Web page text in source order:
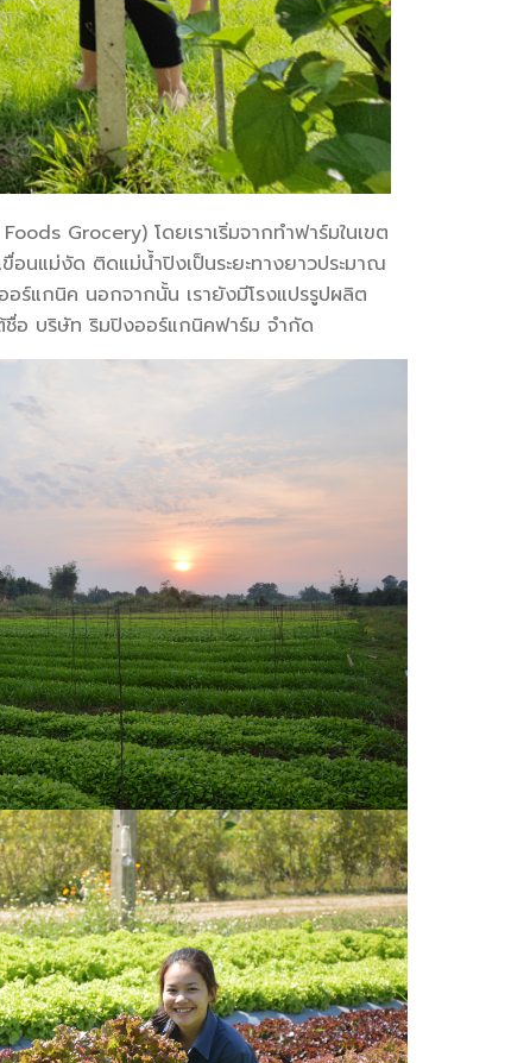
Grocery) โดยเราเริ่มจากทำฟาร์มในเขต
นแม่งัด ติดแม่น้ำปิงเป็นระยะทางยาวประมาณ
ร์แกนิค นอกจากนั้น เรายังมีโรงแปรรูปผลิต
อ บริษัท ริมปิงออร์แกนิคฟาร์ม จำกัด